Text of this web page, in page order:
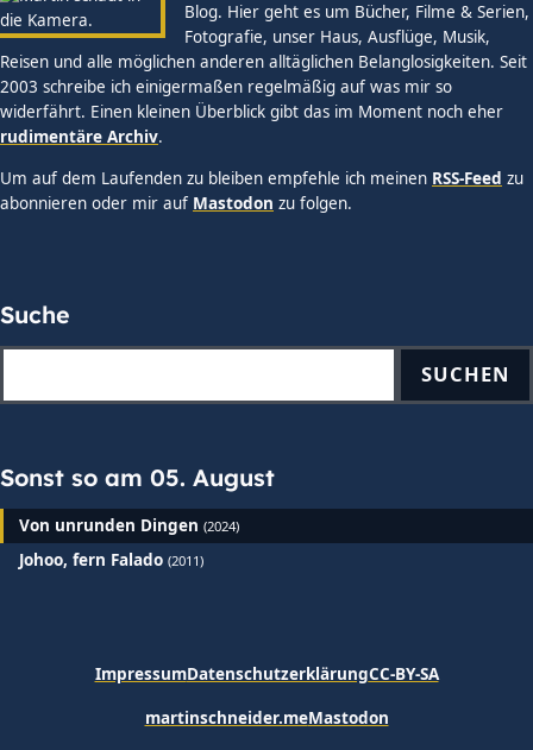
Blog. Hier geht es um Bücher, Filme & Serien,
Fotografie, unser Haus, Ausflüge, Musik,
Reisen und alle möglichen anderen alltäglichen Belanglosigkeiten. Seit
2003 schreibe ich einigermaßen regelmäßig auf was mir so
widerfährt. Einen kleinen Überblick gibt das im Moment noch eher
rudimentäre Archiv.
Um auf dem Laufenden zu bleiben empfehle ich meinen RSS-Feed zu
abonnieren oder mir auf Mastodon zu folgen.
Suche
SUCHEN
Sonst so am 05. August
Von unrunden Dingen (2024)
Johoo, fern Falado (2011)
ImpressumDatenschutzerklärungCC-BY-SA
martinschneider.meMastodon